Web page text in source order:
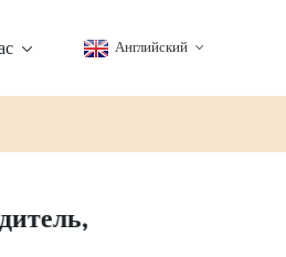
Английский